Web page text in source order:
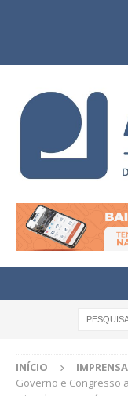
INÍCIO IMPRENSA
Governo e Congresso